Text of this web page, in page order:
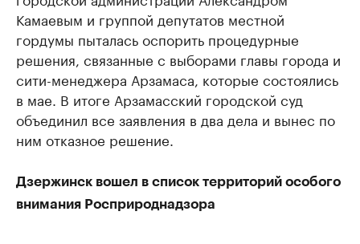
Камаевым и группой депутатов местной
гордумы пыталась оспорить процедурные
решения, связанные с выборами главы города и
сити-менеджера Арзамаса, которые состоялись
в мае. В итоге Арзамасский городской суд
объединил все заявления в два дела и вынес по
ним отказное решение.
Дзержинск вошел в список территорий особого
внимания Росприроднадзора